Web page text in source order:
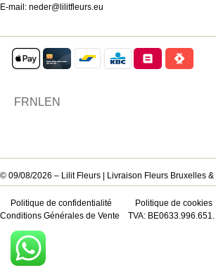
E-mail: neder@lilitfleurs.eu
FRNLEN
© 09/08/2026 – Lilit Fleurs | Livraison Fleurs Bruxelles
Politique de confidentialité
Politique de cookies
Conditions Générales de Vente TVA: BE0633.996.651.